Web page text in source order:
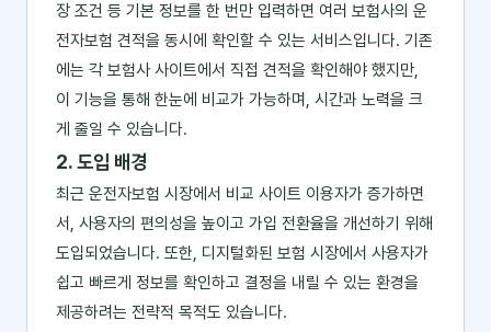
장 조건 등 기본 정보를 한 번만 입력하면 여러 보험사의 운
전자보험 견적을 동시에 확인할 수 있는 서비스입니다. 기존
에는 각 보험사 사이트에서 직접 견적을 확인해야 했지만,
이 기능을 통해 한눈에 비교가 가능하며, 시간과 노력을 크
게 줄일 수 있습니다.
2. 도입 배경
최근 운전자보험 시장에서 비교 사이트 이용자가 증가하면
서, 사용자의 편의성을 높이고 가입 전환율을 개선하기 위해
도입되었습니다. 또한, 디지털화된 보험 시장에서 사용자가
쉽고 빠르게 정보를 확인하고 결정을 내릴 수 있는 환경을
제공하려는 전략적 목적도 있습니다.